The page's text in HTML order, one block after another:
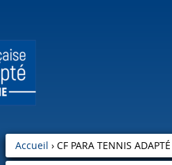
Accueil ›CF PARA TENNIS